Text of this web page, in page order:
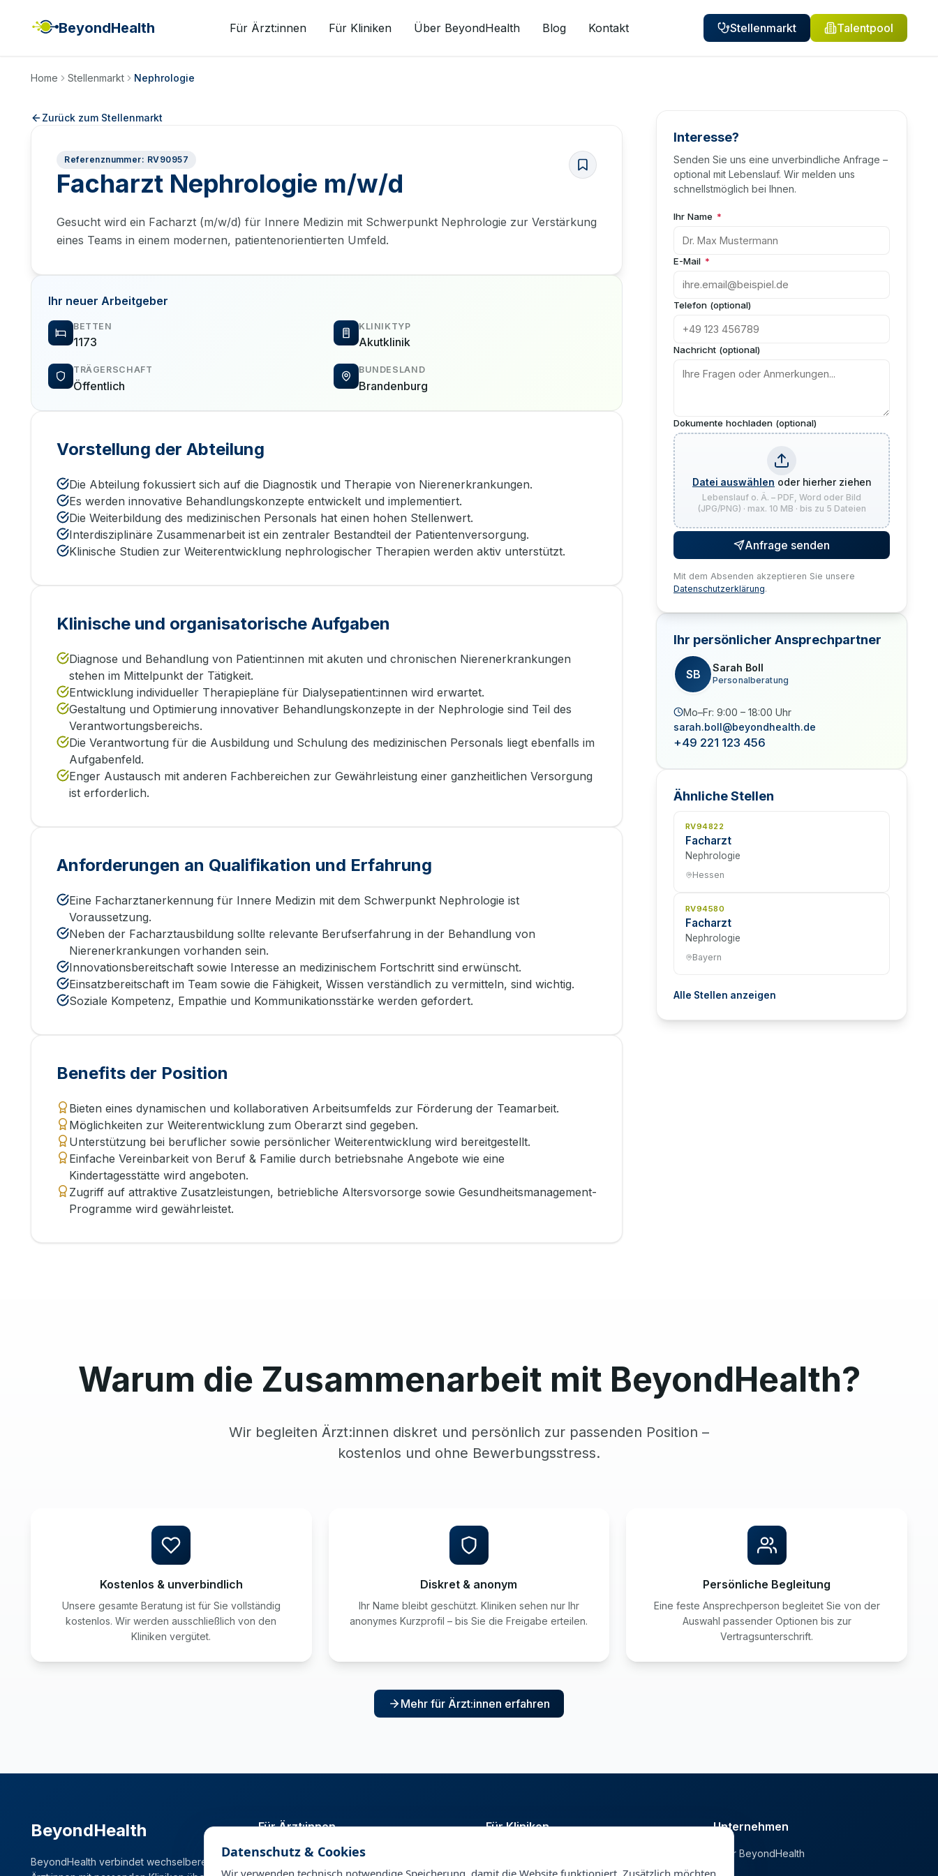
BeyondHealth Für Ärzt:innen Für Kliniken Über BeyondHealth Blog Kontakt Stellenmarkt Talentpool
Home Stellenmarkt Nephrologie
Zurück zum Stellenmarkt
Referenznummer: RV90957
Facharzt Nephrologie m/w/d
Gesucht wird ein Facharzt (m/w/d) für Innere Medizin mit Schwerpunkt Nephrologie zur Verstärkung
eines Teams in einem modernen, patientenorientierten Umfeld.
Ihr neuer Arbeitgeber
BETTEN
1173
KLINIKTYP
Akutklinik
TRÄGERSCHAFT
Öffentlich
BUNDESLAND
Brandenburg
Vorstellung der Abteilung
Die Abteilung fokussiert sich auf die Diagnostik und Therapie von Nierenerkrankungen.
Es werden innovative Behandlungskonzepte entwickelt und implementiert.
Die Weiterbildung des medizinischen Personals hat einen hohen Stellenwert.
Interdisziplinäre Zusammenarbeit ist ein zentraler Bestandteil der Patientenversorgung.
Klinische Studien zur Weiterentwicklung nephrologischer Therapien werden aktiv unterstützt.
Klinische und organisatorische Aufgaben
Diagnose und Behandlung von Patient:innen mit akuten und chronischen Nierenerkrankungen
stehen im Mittelpunkt der Tätigkeit.
Entwicklung individueller Therapiepläne für Dialysepatient:innen wird erwartet.
Gestaltung und Optimierung innovativer Behandlungskonzepte in der Nephrologie sind Teil des
Verantwortungsbereichs.
Die Verantwortung für die Ausbildung und Schulung des medizinischen Personals liegt ebenfalls im
Aufgabenfeld.
Enger Austausch mit anderen Fachbereichen zur Gewährleistung einer ganzheitlichen Versorgung
ist erforderlich.
Anforderungen an Qualifikation und Erfahrung
Eine Facharztanerkennung für Innere Medizin mit dem Schwerpunkt Nephrologie ist
Voraussetzung.
Neben der Facharztausbildung sollte relevante Berufserfahrung in der Behandlung von
Nierenerkrankungen vorhanden sein.
Innovationsbereitschaft sowie Interesse an medizinischem Fortschritt sind erwünscht.
Einsatzbereitschaft im Team sowie die Fähigkeit, Wissen verständlich zu vermitteln, sind wichtig.
Soziale Kompetenz, Empathie und Kommunikationsstärke werden gefordert.
Benefits der Position
Bieten eines dynamischen und kollaborativen Arbeitsumfelds zur Förderung der Teamarbeit.
Möglichkeiten zur Weiterentwicklung zum Oberarzt sind gegeben.
Unterstützung bei beruflicher sowie persönlicher Weiterentwicklung wird bereitgestellt.
Einfache Vereinbarkeit von Beruf & Familie durch betriebsnahe Angebote wie eine
Kindertagesstätte wird angeboten.
Zugriff auf attraktive Zusatzleistungen, betriebliche Altersvorsorge sowie Gesundheitsmanagement-
Programme wird gewährleistet.
Interesse?
Senden Sie uns eine unverbindliche Anfrage –
optional mit Lebenslauf. Wir melden uns
schnellstmöglich bei Ihnen.
Ihr Name *
E-Mail *
Telefon (optional)
Nachricht (optional)
Dokumente hochladen (optional)
Datei auswählen oder hierher ziehen
Lebenslauf o. Ä. – PDF, Word oder Bild
(JPG/PNG) · max. 10 MB · bis zu 5 Dateien
Anfrage senden
Mit dem Absenden akzeptieren Sie unsere
Datenschutzerklärung.
Ihr persönlicher Ansprechpartner
SB Sarah Boll
Personalberatung
Mo–Fr: 9:00 – 18:00 Uhr
sarah.boll@beyondhealth.de
+49 221 123 456
Ähnliche Stellen
RV94822
Facharzt
Nephrologie
Hessen
RV94580
Facharzt
Nephrologie
Bayern
Alle Stellen anzeigen
Warum die Zusammenarbeit mit BeyondHealth?
Wir begleiten Ärzt:innen diskret und persönlich zur passenden Position –
kostenlos und ohne Bewerbungsstress.
Kostenlos & unverbindlich
Unsere gesamte Beratung ist für Sie vollständig
kostenlos. Wir werden ausschließlich von den
Kliniken vergütet.
Diskret & anonym
Ihr Name bleibt geschützt. Kliniken sehen nur Ihr
anonymes Kurzprofil – bis Sie die Freigabe erteilen.
Persönliche Begleitung
Eine feste Ansprechperson begleitet Sie von der
Auswahl passender Optionen bis zur
Vertragsunterschrift.
Mehr für Ärzt:innen erfahren
BeyondHealth
BeyondHealth verbindet wechselbereite
Für Ärzt:innen
Stellenmarkt
Karrieremanagement
Für Kliniken
Personalberatung & Direktsuche
Unternehmen
Über BeyondHealth
Datenschutz & Cookies
Wir verwenden technisch notwendige Speicherung, damit die Website funktioniert. Zusätzlich möchten